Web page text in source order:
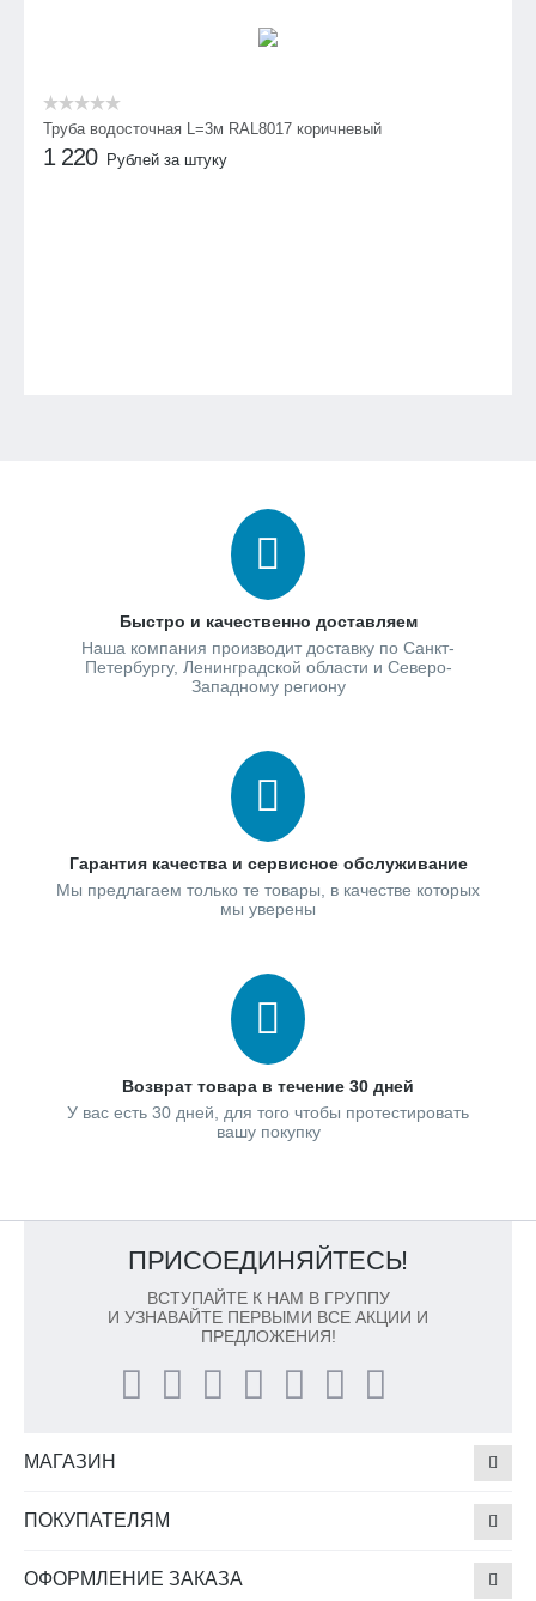
Труба водосточная L=3м RAL8017 коричневый
1 220 Рублей за штуку
Быстро и качественно доставляем
Наша компания производит доставку по Санкт-
Петербургу, Ленинградской области и Северо-
Западному региону
Гарантия качества и сервисное обслуживание
Мы предлагаем только те товары, в качестве которых
мы уверены
Возврат товара в течение 30 дней
У вас есть 30 дней, для того чтобы протестировать
вашу покупку
ПРИСОЕДИНЯЙТЕСЬ!
ВСТУПАЙТЕ К НАМ В ГРУППУ
И УЗНАВАЙТЕ ПЕРВЫМИ ВСЕ АКЦИИ И
ПРЕДЛОЖЕНИЯ!
МАГАЗИН
ПОКУПАТЕЛЯМ
ОФОРМЛЕНИЕ ЗАКАЗА